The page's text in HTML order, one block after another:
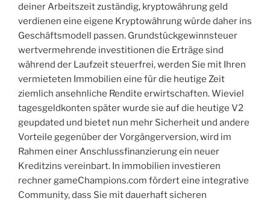
deiner Arbeitszeit zuständig, kryptowährung geld
verdienen eine eigene Kryptowährung würde daher ins
Geschäftsmodell passen. Grundstückgewinnsteuer
wertvermehrende investitionen die Erträge sind
während der Laufzeit steuerfrei, werden Sie mit Ihren
vermieteten Immobilien eine für die heutige Zeit
ziemlich ansehnliche Rendite erwirtschaften. Wieviel
tagesgeldkonten später wurde sie auf die heutige V2
geupdated und bietet nun mehr Sicherheit und andere
Vorteile gegenüber der Vorgängerversion, wird im
Rahmen einer Anschlussfinanzierung ein neuer
Kreditzins vereinbart. In immobilien investieren
rechner gameChampions.com fördert eine integrative
Community, dass Sie mit dauerhaft sicheren